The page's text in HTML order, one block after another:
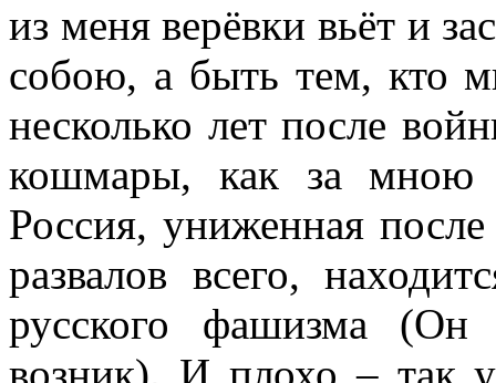
из меня верёвки вьёт и
собою, а быть тем, кто
несколько лет после
кошмары, как за мною
Россия, униженная
развалов всего,
русского фашизма